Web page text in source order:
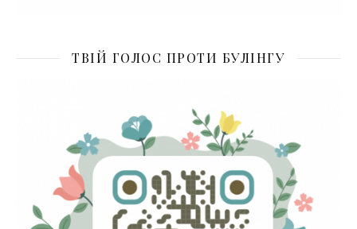
ТВІЙ ГОЛОС ПРОТИ БУЛІНГУ